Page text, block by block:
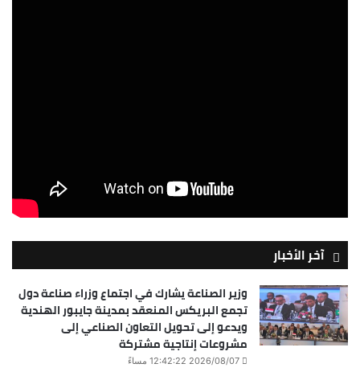
آخر الأخبار
وزير الصناعة يشارك في اجتماع وزراء صناعة دول
تجمع البريكس المنعقد بمدينة جايبور الهندية
ويدعو إلى تحويل التعاون الصناعي إلى
مشروعات إنتاجية مشتركة
2026/08/07 12:42:22 مساءً